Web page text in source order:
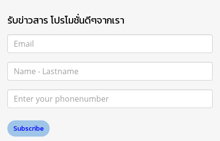
รับข่าวสาร โปรโมชั่นดีๆจากเรา
Subscribe